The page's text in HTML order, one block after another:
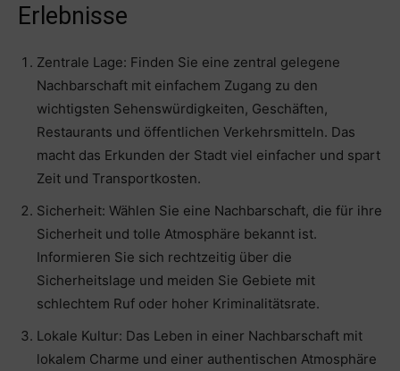
Erlebnisse
Zentrale Lage: Finden Sie eine zentral gelegene
Nachbarschaft mit einfachem Zugang zu den
wichtigsten Sehenswürdigkeiten, Geschäften,
Restaurants und öffentlichen Verkehrsmitteln. Das
macht das Erkunden der Stadt viel einfacher und spart
Zeit und Transportkosten.
Sicherheit: Wählen Sie eine Nachbarschaft, die für ihre
Sicherheit und tolle Atmosphäre bekannt ist.
Informieren Sie sich rechtzeitig über die
Sicherheitslage und meiden Sie Gebiete mit
schlechtem Ruf oder hoher Kriminalitätsrate.
Lokale Kultur: Das Leben in einer Nachbarschaft mit
lokalem Charme und einer authentischen Atmosphäre